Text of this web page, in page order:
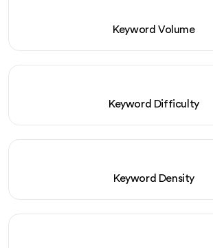
Keyword Volume
Keyword Difficulty
Keyword Density